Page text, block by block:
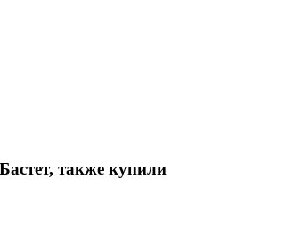
также купили